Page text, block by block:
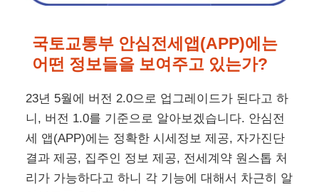
국토교통부 안심전세앱(APP)에는
어떤 정보들을 보여주고 있는가?
23년 5월에 버전 2.0으로 업그레이드가 된다고 하
니, 버전 1.0를 기준으로 알아보겠습니다. 안심전
세 앱(APP)에는 정확한 시세정보 제공, 자가진단
결과 제공, 집주인 정보 제공, 전세계약 원스톱 처
리가 가능하다고 하니 각 기능에 대해서 차근히 알